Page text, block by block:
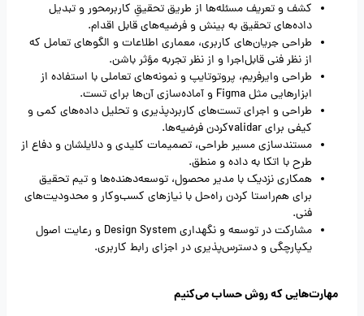
کشف و تعریف مسئله‌ها از طریق تحقیقِ کاربرمحور و تبدیل
داده‌های تحقیق به بینش و فرضیه‌های قابل اقدام.
طراحی جریان‌های کاربری، معماری اطلاعات و الگوهای تعامل که
از نظر فنی قابل‌اجرا و از نظر تجربه مؤثر باشن.
طراحی وایرفریم، پروتوتایپ و نمونه‌های تعاملی با استفاده از
ابزارهایی مثل Figma و آماده‌سازی آن‌ها برای تست.
طراحی و اجرای تست‌های کاربردپذیری و تحلیل داده‌های کمی و
کیفی برای validar‌کردن فرضیه‌ها.
مستندسازی مسیر طراحی، تصمیمات کلیدی و دلایلشان و دفاع از
طرح با اتکا به داده و منطق.
همکاری نزدیک با مدیر محصول، توسعه‌دهنده‌ها و تیم تحقیق
برای هم‌راستا کردن راه‌حل با نیازهای کسب‌وکار و محدودیت‌های
فنی.
مشارکت در توسعه و نگهداری Design System و رعایت اصول
یکپارچگی و دسترس‌پذیری در اجزای رابط کاربری.
مهارت‌هایی که روش حساب می‌کنیم